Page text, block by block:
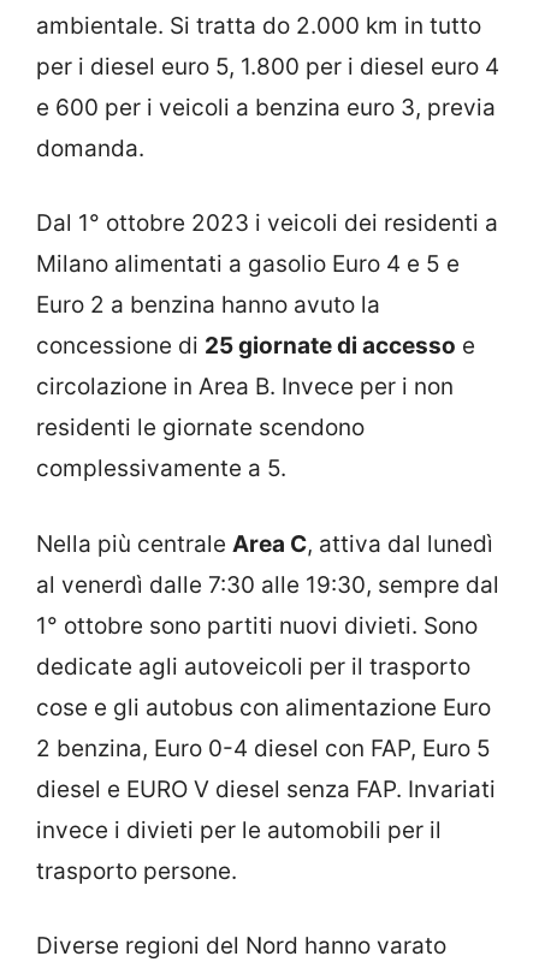
ambientale. Si tratta do 2.000 km in tutto
per i diesel euro 5, 1.800 per i diesel euro 4
e 600 per i veicoli a benzina euro 3, previa
domanda.
Dal 1° ottobre 2023 i veicoli dei residenti a
Milano alimentati a gasolio Euro 4 e 5 e
Euro 2 a benzina hanno avuto la
concessione di 25 giornate di accesso e
circolazione in Area B. Invece per i non
residenti le giornate scendono
complessivamente a 5.
Nella più centrale Area C, attiva dal lunedì
al venerdì dalle 7:30 alle 19:30, sempre dal
1° ottobre sono partiti nuovi divieti. Sono
dedicate agli autoveicoli per il trasporto
cose e gli autobus con alimentazione Euro
2 benzina, Euro 0-4 diesel con FAP, Euro 5
diesel e EURO V diesel senza FAP. Invariati
invece i divieti per le automobili per il
trasporto persone.
Diverse regioni del Nord hanno varato